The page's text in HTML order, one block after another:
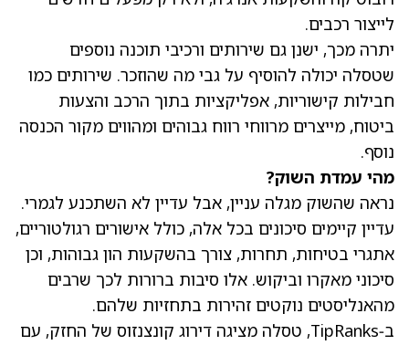
לייצור רכבים.
יתרה מכך, ישנן גם שירותים ורכיבי תוכנה נוספים
שטסלה יכולה להוסיף על גבי מה שהוזכר. שירותים כמו
חבילות קישוריות, אפליקציות בתוך הרכב והצעות
ביטוח, מייצרים מרווחי רווח גבוהים ומהווים מקור הכנסה
נוסף.
מהי עמדת השוק?
נראה שהשוק מגלה עניין, אבל עדיין לא השתכנע לגמרי.
עדיין קיימים סיכונים בכל אלה, כולל אישורים רגולטוריים,
אתגרי בטיחות, תחרות, צורך בהשקעות הון גבוהות, וכן
סיכוני מאקרו וביקוש. אלו סיבות ברורות לכך שרבים
מהאנליסטים נוקטים זהירות בתחזיות שלהם.
ב‑TipRanks, טסלה מציגה דירוג קונצנזוס של החזק, עם